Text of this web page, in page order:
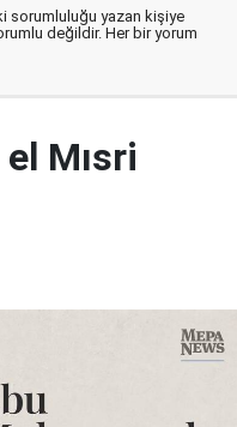
sorumluluğu yazan kişiye
değildir. Her bir yorum
Mısri